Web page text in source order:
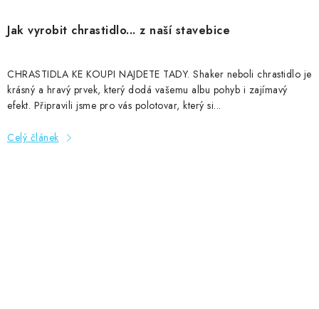
Jak vyrobit chrastidlo... z naší stavebice
CHRASTIDLA KE KOUPI NAJDETE TADY. Shaker neboli chrastidlo je
krásný a hravý prvek, který dodá vašemu albu pohyb i zajímavý
efekt. Připravili jsme pro vás polotovar, který si...
Celý článek